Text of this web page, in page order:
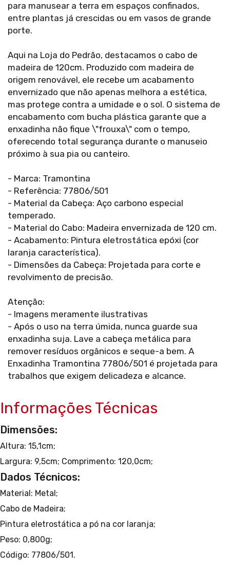
para manusear a terra em espaços confinados,
entre plantas já crescidas ou em vasos de grande
porte.
Aqui na Loja do Pedrão, destacamos o cabo de
madeira de 120cm. Produzido com madeira de
origem renovável, ele recebe um acabamento
envernizado que não apenas melhora a estética,
mas protege contra a umidade e o sol. O sistema de
encabamento com bucha plástica garante que a
enxadinha não fique \"frouxa\" com o tempo,
oferecendo total segurança durante o manuseio
próximo à sua pia ou canteiro.
- Marca: Tramontina
- Referência: 77806/501
- Material da Cabeça: Aço carbono especial
temperado.
- Material do Cabo: Madeira envernizada de 120 cm.
- Acabamento: Pintura eletrostática epóxi (cor
laranja característica).
- Dimensões da Cabeça: Projetada para corte e
revolvimento de precisão.
Atenção:
- Imagens meramente ilustrativas
- Após o uso na terra úmida, nunca guarde sua
enxadinha suja. Lave a cabeça metálica para
remover resíduos orgânicos e seque-a bem. A
Enxadinha Tramontina 77806/501 é projetada para
trabalhos que exigem delicadeza e alcance.
Informações Técnicas
Dimensões:
Altura: 15,1cm;
Largura: 9,5cm; Comprimento: 120,0cm;
Dados Técnicos:
Material: Metal;
Cabo de Madeira;
Pintura eletrostática a pó na cor laranja;
Peso: 0,800g;
Código: 77806/501.